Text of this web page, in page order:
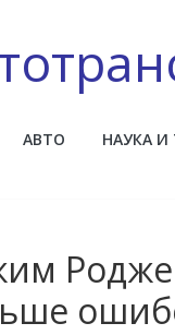
АВТО НАУКА И